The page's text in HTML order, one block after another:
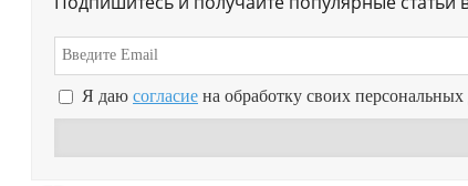
Я даю согласие на обработку своих